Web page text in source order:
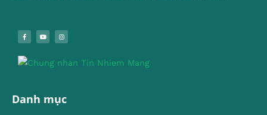
Danh mục